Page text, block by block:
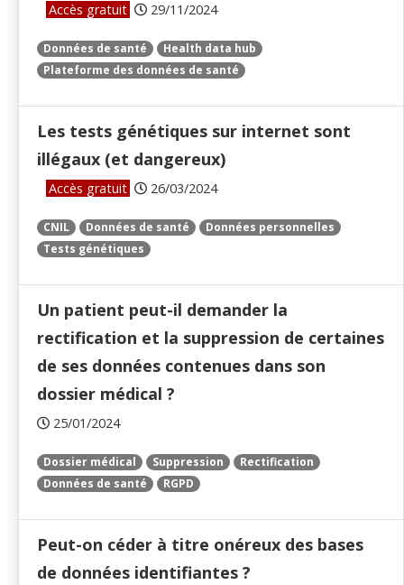
Accès gratuit 29/11/2024
Données de santé
Health data hub
Plateforme des données de santé
Les tests génétiques sur internet sont
illégaux (et dangereux)
Accès gratuit 26/03/2024
CNIL Données de santé
Données personnelles
Tests génétiques
Un patient peut-il demander la
rectification et la suppression de certaines
de ses données contenues dans son
dossier médical ?
25/01/2024
Dossier médical Suppression
Rectification
Données de santé
RGPD
Peut-on céder à titre onéreux des bases
de données identifiantes ?